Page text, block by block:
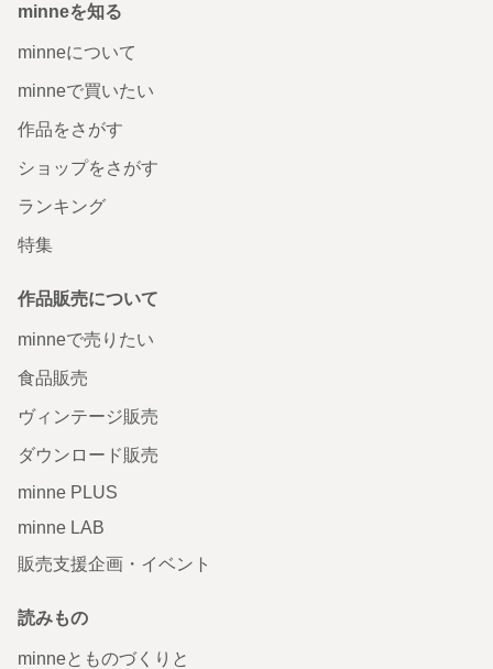
minneを知る
minneについて
minneで買いたい
作品をさがす
ショップをさがす
ランキング
特集
作品販売について
minneで売りたい
食品販売
ヴィンテージ販売
ダウンロード販売
minne PLUS
minne LAB
販売支援企画・イベント
読みもの
minneとものづくりと